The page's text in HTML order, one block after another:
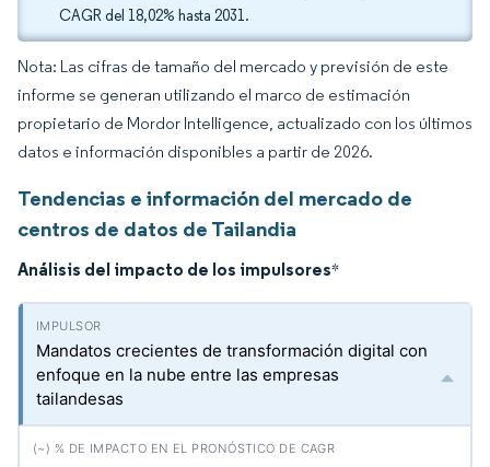
CAGR del 18,02% hasta 2031.
Nota: Las cifras de tamaño del mercado y previsión de este
informe se generan utilizando el marco de estimación
propietario de Mordor Intelligence, actualizado con los últimos
datos e información disponibles a partir de 2026.
Tendencias e información del mercado de
centros de datos de Tailandia
Análisis del impacto de los impulsores*
Mandatos crecientes de transformación digital con
enfoque en la nube entre las empresas
tailandesas